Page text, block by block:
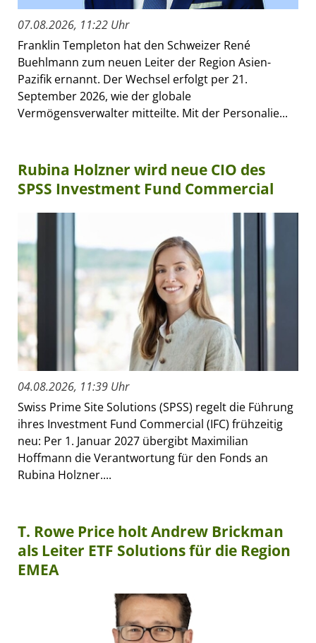
07.08.2026, 11:22 Uhr
Franklin Templeton hat den Schweizer René
Buehlmann zum neuen Leiter der Region Asien-
Pazifik ernannt. Der Wechsel erfolgt per 21.
September 2026, wie der globale
Vermögensverwalter mitteilte. Mit der Personalie...
Rubina Holzner wird neue CIO des
SPSS Investment Fund Commercial
04.08.2026, 11:39 Uhr
Swiss Prime Site Solutions (SPSS) regelt die Führung
ihres Investment Fund Commercial (IFC) frühzeitig
neu: Per 1. Januar 2027 übergibt Maximilian
Hoffmann die Verantwortung für den Fonds an
Rubina Holzner....
T. Rowe Price holt Andrew Brickman
als Leiter ETF Solutions für die Region
EMEA